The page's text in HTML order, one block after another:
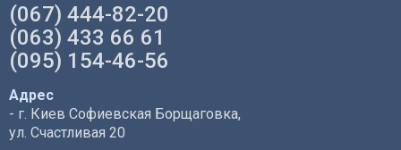
(067) 444-82-20
(063) 433 66 61
(095) 154-46-56
Адрес
- г. Киев Софиевская Борщаговка,
ул. Счастливая 20